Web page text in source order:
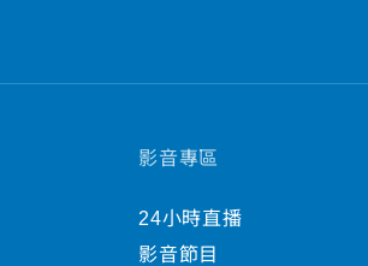
影音專區
24小時直播
影音節目